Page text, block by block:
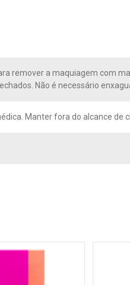
remover a maquiagem com
Não é necessário
Manter fora do alcance de